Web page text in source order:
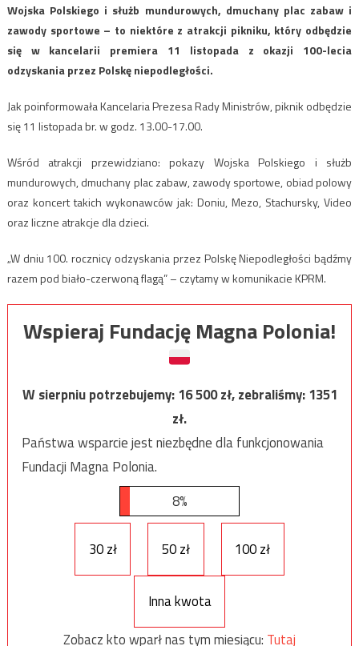
Wojska Polskiego i służb mundurowych, dmuchany plac zabaw i
zawody sportowe – to niektóre z atrakcji pikniku, który odbędzie
się w kancelarii premiera 11 listopada z okazji 100-lecia
odzyskania przez Polskę niepodległości.
Jak poinformowała Kancelaria Prezesa Rady Ministrów, piknik odbędzie
się 11 listopada br. w godz. 13.00-17.00.
Wśród atrakcji przewidziano: pokazy Wojska Polskiego i służb
mundurowych, dmuchany plac zabaw, zawody sportowe, obiad polowy
oraz koncert takich wykonawców jak: Doniu, Mezo, Stachursky, Video
oraz liczne atrakcje dla dzieci.
„W dniu 100. rocznicy odzyskania przez Polskę Niepodległości bądźmy
razem pod biało-czerwoną flagą” – czytamy w komunikacie KPRM.
Wspieraj Fundację Magna Polonia!
W sierpniu potrzebujemy:16 500zł, zebraliśmy:1351
zł.
Państwa wsparcie jest niezbędne dla funkcjonowania
Fundacji Magna Polonia.
8%
30 zł 50 zł 100 zł
Inna kwota
Zobacz kto wparł nas tym miesiącu: Tutaj